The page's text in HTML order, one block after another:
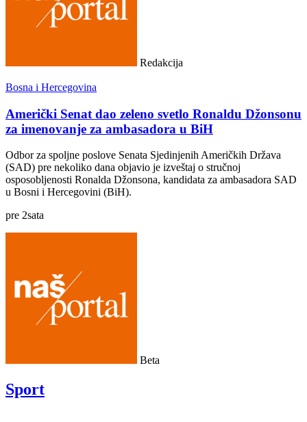
Redakcija
Bosna i Hercegovina
Američki Senat dao zeleno svetlo Ronaldu Džonsonu
za imenovanje za ambasadora u BiH
Odbor za spoljne poslove Senata Sjedinjenih Američkih Država
(SAD) pre nekoliko dana objavio je izveštaj o stručnoj
osposobljenosti Ronalda Džonsona, kandidata za ambasadora SAD
u Bosni i Hercegovini (BiH).
pre 2sata
Beta
Sport